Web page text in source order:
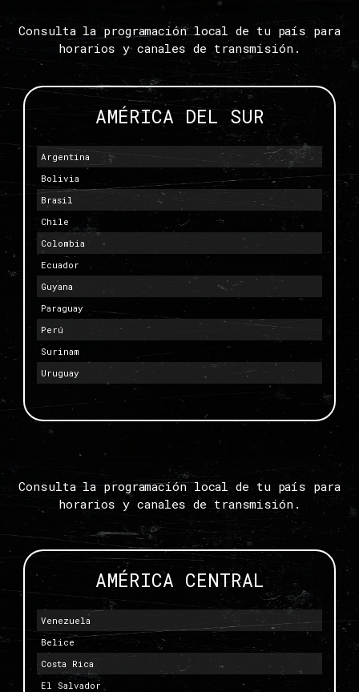
Consulta la programación local de tu país para
horarios y canales de transmisión.
AMÉRICA DEL SUR
Argentina
Bolivia
Brasil
Chile
Colombia
Ecuador
Guyana
Paraguay
Perú
Surinam
Uruguay
Consulta la programación local de tu país para
horarios y canales de transmisión.
AMÉRICA CENTRAL
Venezuela
Belice
Costa Rica
El Salvador